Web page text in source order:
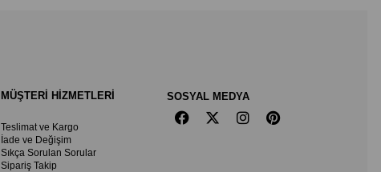
MÜŞTERİ HİZMETLERİ
Teslimat ve Kargo
İade ve Değişim
Sıkça Sorulan Sorular
Sipariş Takip
SOSYAL MEDYA